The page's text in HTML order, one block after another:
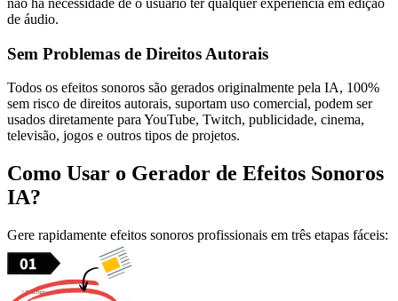
não há necessidade de o usuário ter qualquer experiência em edição
de áudio.
Sem Problemas de Direitos Autorais
Todos os efeitos sonoros são gerados originalmente pela IA, 100%
sem risco de direitos autorais, suportam uso comercial, podem ser
usados diretamente para YouTube, Twitch, publicidade, cinema,
televisão, jogos e outros tipos de projetos.
Como Usar o Gerador de Efeitos Sonoros
IA?
Gere rapidamente efeitos sonoros profissionais em três etapas fáceis: